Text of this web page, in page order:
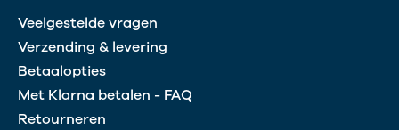
Veelgestelde vragen
Verzending & levering
Betaalopties
Met Klarna betalen - FAQ
Retourneren